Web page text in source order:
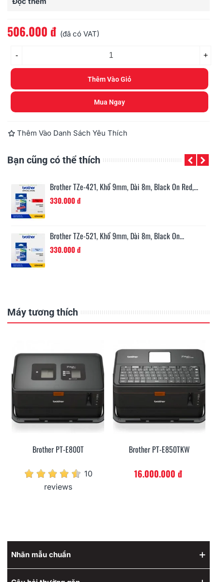
Chịu được nhiệt độ (-80 độ - 200 độ C)
506.000 đ (đã có VAT)
- +
Thêm Vào Giỏ
Mua Ngay
Thêm Vào Danh Sách Yêu Thích
Bạn cũng có thể thích
Brother TZe-421, Khổ 9mm, Dài 8m, Black On Red,...
330.000 đ
Brother TZe-521, Khổ 9mm, Dài 8m, Black On...
330.000 đ
Máy tương thích
Brother PT-E800T
10
reviews
Brother PT-E850TKW
16.000.000 đ
Nhãn mẫu chuẩn